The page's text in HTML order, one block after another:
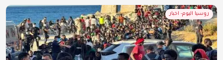
روسيا اليوم- اخبار